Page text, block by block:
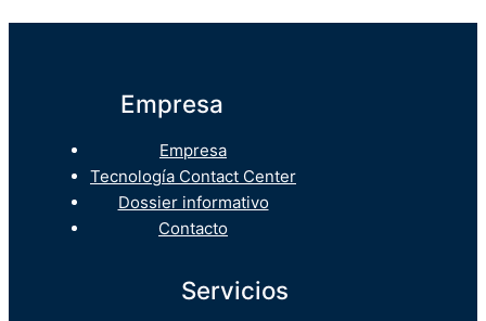
Empresa
Empresa
Tecnología Contact Center
Dossier informativo
Contacto
Servicios